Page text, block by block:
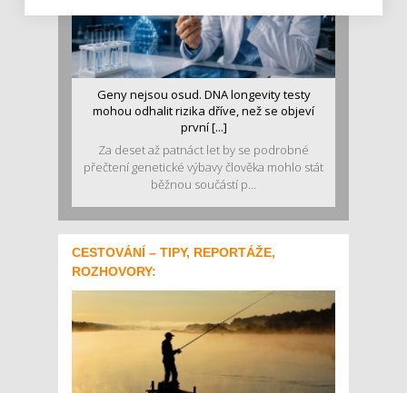
Geny nejsou osud. DNA longevity testy
mohou odhalit rizika dříve, než se objeví
první [...]
Za deset až patnáct let by se podrobné
přečtení genetické výbavy člověka mohlo stát
běžnou součástí p...
CESTOVÁNÍ – TIPY, REPORTÁŽE,
ROZHOVORY: